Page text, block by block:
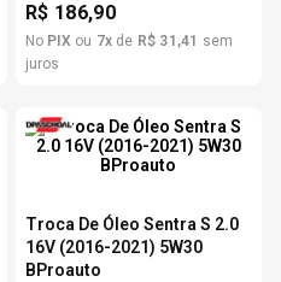
R$ 186,90
No PIX ou 7xde R$ 31 ,41 sem
juros
Troca De Óleo Sentra S 2.0
16V (2016-2021) 5W30
BProauto